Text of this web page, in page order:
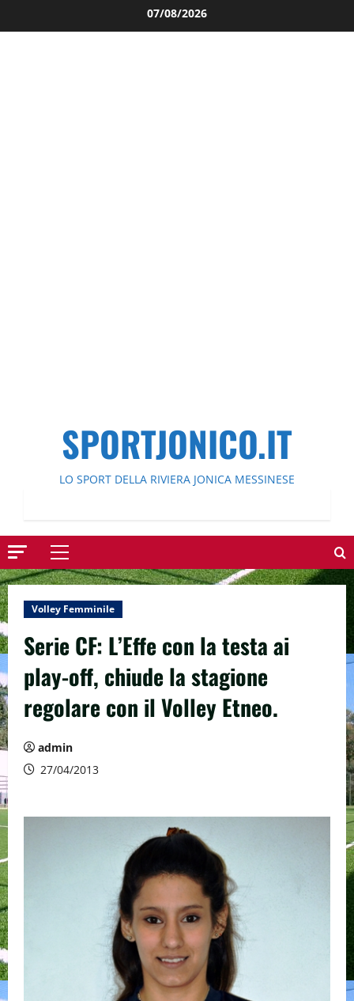
al
07/08/2026
SPORTJONICO.IT
LO SPORT DELLA RIVIERA JONICA MESSINESE
Menu
principale
Volley Femminile
Serie CF: L’Effe con la testa ai
play-off, chiude la stagione
regolare con il Volley Etneo.
admin
27/04/2013